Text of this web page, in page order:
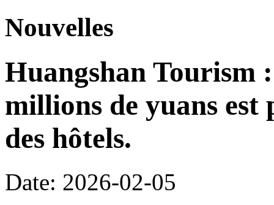
Nouvelles
Huangshan Tourism
millions de yuans
des hôtels.
Date: 2026-02-05